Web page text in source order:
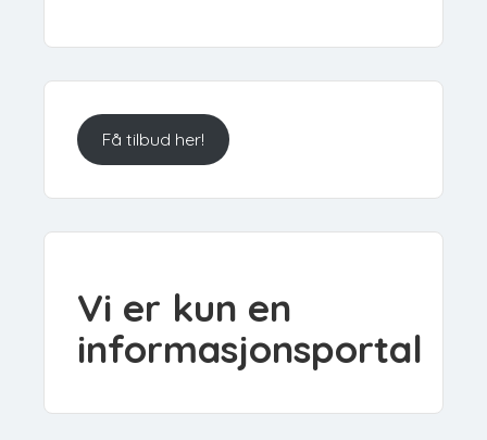
Få tilbud her!
Vi er kun en
informasjonsportal